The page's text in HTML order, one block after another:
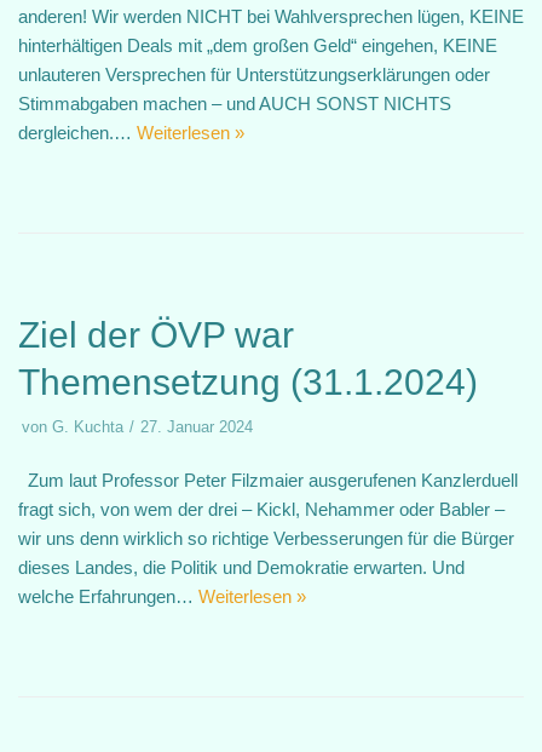
anderen! Wir werden NICHT bei Wahlversprechen lügen, KEINE
hinterhältigen Deals mit „dem großen Geld“ eingehen, KEINE
unlauteren Versprechen für Unterstützungserklärungen oder
Stimmabgaben machen – und AUCH SONST NICHTS
dergleichen.… Weiterlesen »
Ziel der ÖVP war
Themensetzung (31.1.2024)
von G. Kuchta 27. Januar 2024
Zum laut Professor Peter Filzmaier ausgerufenen Kanzlerduell
fragt sich, von wem der drei – Kickl, Nehammer oder Babler –
wir uns denn wirklich so richtige Verbesserungen für die Bürger
dieses Landes, die Politik und Demokratie erwarten. Und
welche Erfahrungen… Weiterlesen »